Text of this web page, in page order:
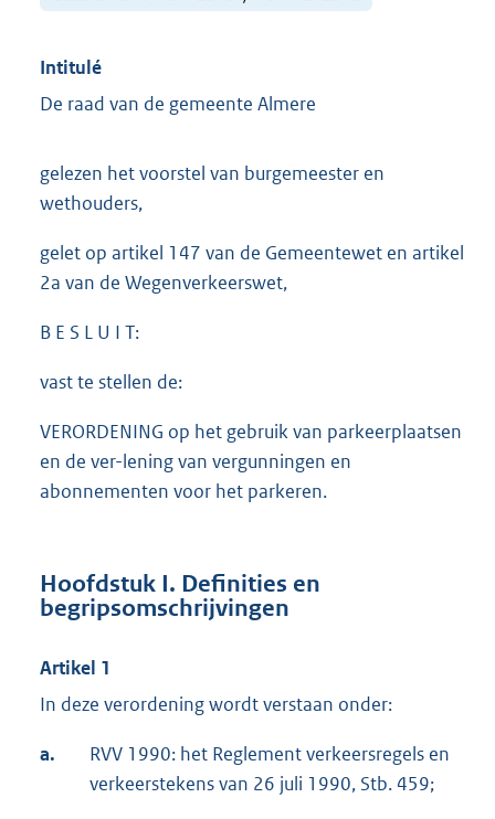
Intitulé
De raad van de gemeente Almere
gelezen het voorstel van burgemeester en
wethouders,
gelet op artikel 147 van de Gemeentewet en artikel
2a van de Wegenverkeerswet,
B E S L U I T:
vast te stellen de:
VERORDENING op het gebruik van parkeerplaatsen
en de ver-lening van vergunningen en
abonnementen voor het parkeren.
Hoofdstuk I. Definities en
begripsomschrijvingen
Artikel 1
In deze verordening wordt verstaan onder:
a.
RVV 1990: het Reglement verkeersregels en
verkeerstekens van 26 juli 1990, Stb. 459;